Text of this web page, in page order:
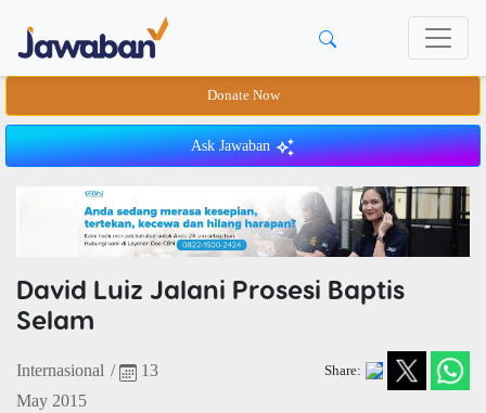
Donate Now
Ask Jawaban
David Luiz Jalani Prosesi Baptis
Selam
Internasional /
13
May 2015
Share: